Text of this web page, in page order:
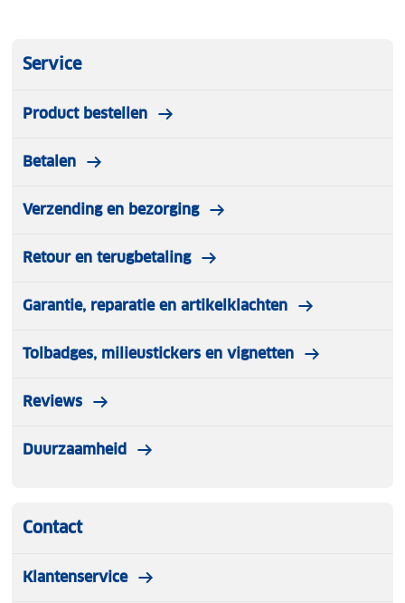
Service
Product bestellen
Betalen
Verzending en bezorging
Retour en terugbetaling
Garantie, reparatie en artikelklachten
Tolbadges, milieustickers en vignetten
Reviews
Duurzaamheid
Contact
Klantenservice